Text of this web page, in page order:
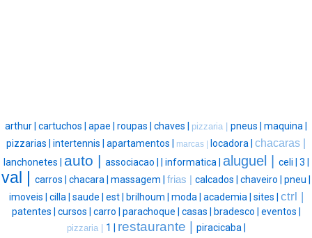
arthur | cartuchos | apae | roupas | chaves | pizzaria | pneus | maquina |
pizzarias | intertennis | apartamentos | marcas | locadora | chacaras |
lanchonetes | auto | associacao | informatica | aluguel | celi | 3 |
val | carros | chacara | massagem | frias | calcados | chaveiro | pneu |
imoveis | cilla | saude | est | brilhoum | moda | academia | sites | ctrl |
patentes | cursos | carro | parachoque | casas | bradesco | eventos |
pizzaria | 1 | restaurante | piracicaba |